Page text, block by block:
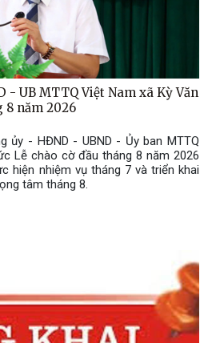
- UB MTTQ Việt Nam xã Kỳ Văn
8 năm 2026
ủy - HĐND - UBND - Ủy ban MTTQ
Lễ chào cờ đầu tháng 8 năm 2026
hiện nhiệm vụ tháng 7 và triển khai
tâm tháng 8.